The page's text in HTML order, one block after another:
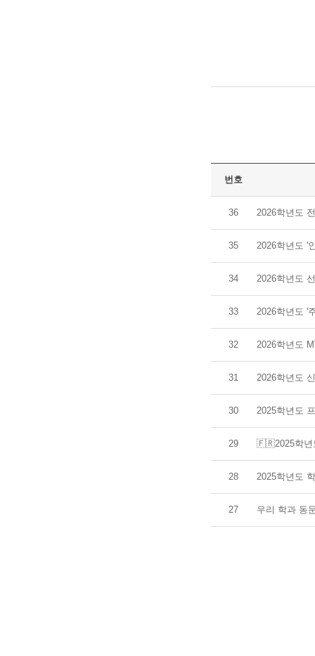
번호
36 2026학년도
35 2026학년도 '
34 2026학년도
33 2026학년도 '
32 2026학년도
31 2026학년도
30 2025학년도
29 🇫🇷2025학년
28 2025학년도
27 우리 학과 동